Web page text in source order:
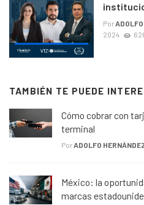
Por
2024
TAMBIÉN TE PUEDE
Cómo cobrar con
terminal
PorADOLFO
México: la
marcas